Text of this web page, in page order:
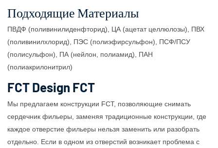
Подходящие Материалы
ПВДФ (поливинилиденфторид), ЦА (ацетат целлюлозы), ПВХ
(поливинилхлорид), ПЭС (полиэфирсульфон), ПСФ/ПСУ
(полисульфон), ПА (нейлон, полиамид), ПАН
(полиакрилонитрил)
FCT Design FCT
Мы предлагаем конструкции FCT, позволяющие снимать
сердечник фильеры, заменяя традиционные конструкции, где
каждое отверстие фильеры нельзя заменить или разобрать
отдельно. Если в одном из отверстий возникает проблема с